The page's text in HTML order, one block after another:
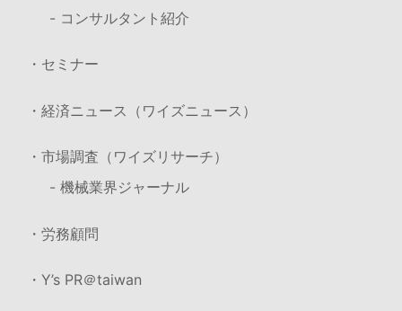
- コンサルタント紹介
・セミナー
・経済ニュース（ワイズニュース）
・市場調査（ワイズリサーチ）
- 機械業界ジャーナル
・労務顧問
・Y’s PR＠taiwan